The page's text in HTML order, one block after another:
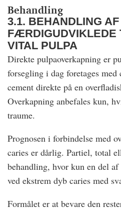
Behandling
3.1. BEHANDLING
FÆRDIGUDVIKLEDE
VITAL PULPA
Direkte pulpaoverkapning er
forsegling i dag foretages
cement direkte på en
Overkapning anbefales kun,
traume.
Prognosen i forbindelse med
caries er dårlig. Partiel, total
behandling, hvor kun en del
ved ekstrem dyb caries med
Formålet er at bevare den